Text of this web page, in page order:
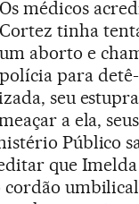
Os médicos
Cortez tinha
um aborto e
polícia para
seu
a ela,
Público
que